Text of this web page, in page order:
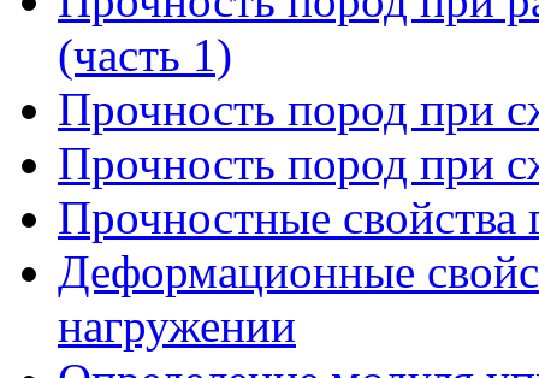
(часть 1)
Прочность пород при
Прочность пород при
Прочностные
Деформационные
нагружении